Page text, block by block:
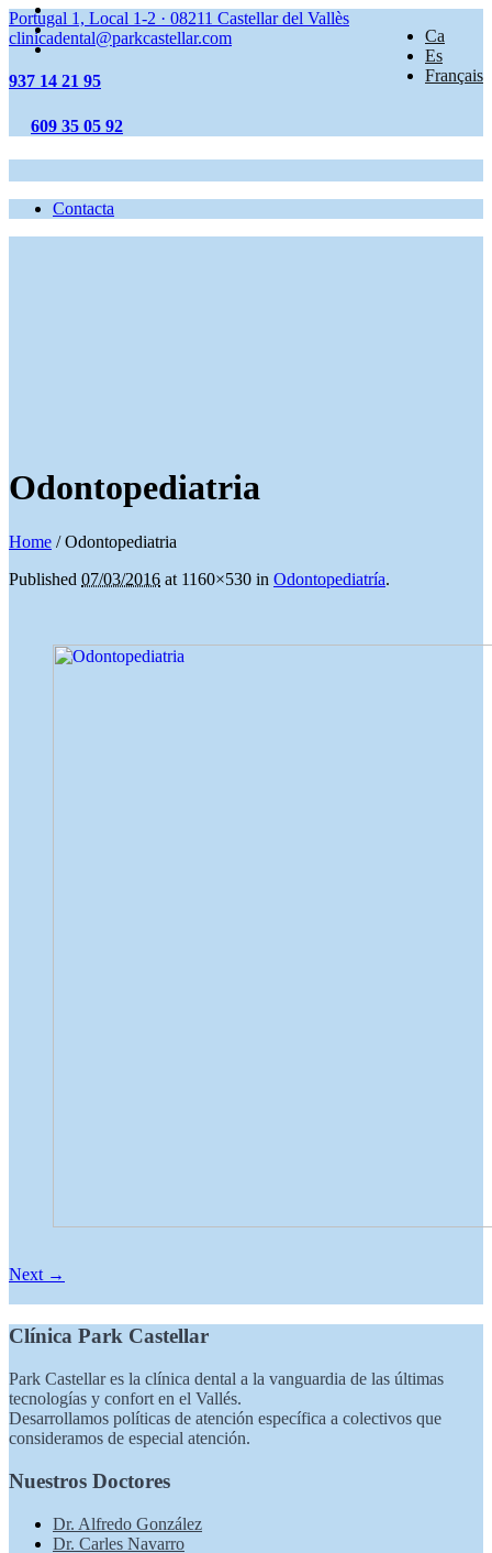
Ca
Es
Français
Portugal 1, Local 1-2 · 08211 Castellar del Vallès
clinicadental@parkcastellar.com
937 14 21 95
609 35 05 92
Contacta
Odontopediatria
Home /Odontopediatria
Published 07/03/2016 at 1160×530 in Odontopediatría.
Next →
Clínica Park Castellar
Park Castellar es la clínica dental a la vanguardia de las últimas
tecnologías y confort en el Vallés.
Desarrollamos políticas de atención específica a colectivos que
consideramos de especial atención.
Nuestros Doctores
Dr. Alfredo González
Dr. Carles Navarro